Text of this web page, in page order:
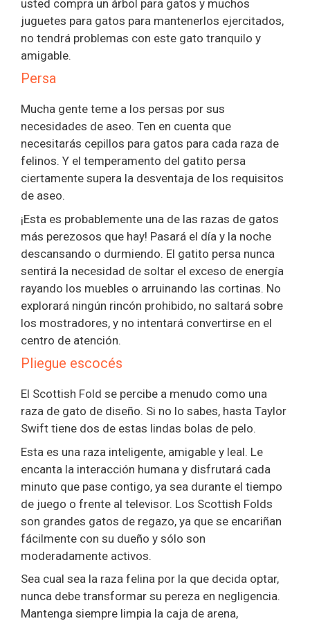
usted compra un árbol para gatos y muchos
juguetes para gatos para mantenerlos ejercitados,
no tendrá problemas con este gato tranquilo y
amigable.
Persa
Mucha gente teme a los persas por sus
necesidades de aseo. Ten en cuenta que
necesitarás cepillos para gatos para cada raza de
felinos. Y el temperamento del gatito persa
ciertamente supera la desventaja de los requisitos
de aseo.
¡Esta es probablemente una de las razas de gatos
más perezosos que hay! Pasará el día y la noche
descansando o durmiendo. El gatito persa nunca
sentirá la necesidad de soltar el exceso de energía
rayando los muebles o arruinando las cortinas. No
explorará ningún rincón prohibido, no saltará sobre
los mostradores, y no intentará convertirse en el
centro de atención.
Pliegue escocés
El Scottish Fold se percibe a menudo como una
raza de gato de diseño. Si no lo sabes, hasta Taylor
Swift tiene dos de estas lindas bolas de pelo.
Esta es una raza inteligente, amigable y leal. Le
encanta la interacción humana y disfrutará cada
minuto que pase contigo, ya sea durante el tiempo
de juego o frente al televisor. Los Scottish Folds
son grandes gatos de regazo, ya que se encariñan
fácilmente con su dueño y sólo son
moderadamente activos.
Sea cual sea la raza felina por la que decida optar,
nunca debe transformar su pereza en negligencia.
Mantenga siempre limpia la caja de arena,